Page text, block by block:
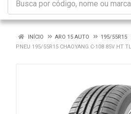
INÍCIO ARO 15 AUTO
195/55R15
PNEU 195/55R15 CHAOYANG C-108 85V HT TL